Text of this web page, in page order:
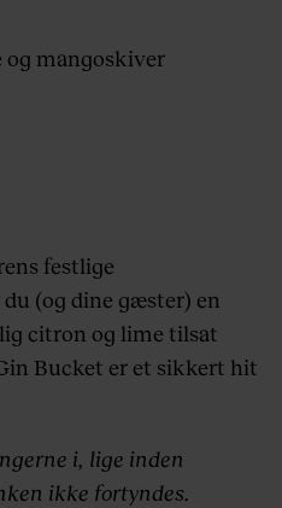
mangoskiver
festlige
(og dine gæster) en
citron og lime tilsat
Bucket er et sikkert hit
i, lige inden
ikke fortyndes.